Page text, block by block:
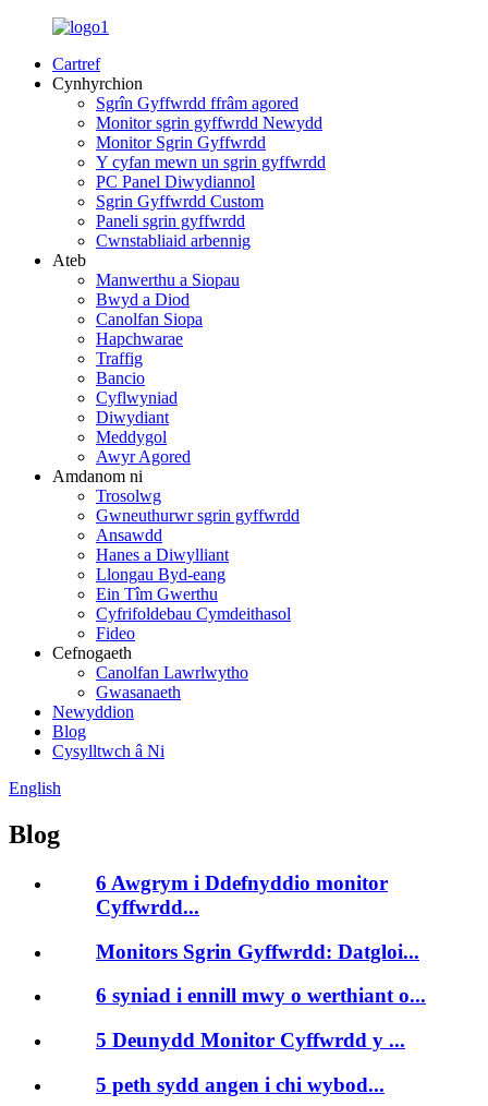
Cartref
Cynhyrchion
Sgrîn Gyffwrdd ffrâm agored
Monitor sgrin gyffwrdd Newydd
Monitor Sgrin Gyffwrdd
Y cyfan mewn un sgrin gyffwrdd
PC Panel Diwydiannol
Sgrin Gyffwrdd Custom
Paneli sgrin gyffwrdd
Cwnstabliaid arbennig
Ateb
Manwerthu a Siopau
Bwyd a Diod
Canolfan Siopa
Hapchwarae
Traffig
Bancio
Cyflwyniad
Diwydiant
Meddygol
Awyr Agored
Amdanom ni
Trosolwg
Gwneuthurwr sgrin gyffwrdd
Ansawdd
Hanes a Diwylliant
Llongau Byd-eang
Ein Tîm Gwerthu
Cyfrifoldebau Cymdeithasol
Fideo
Cefnogaeth
Canolfan Lawrlwytho
Gwasanaeth
Newyddion
Blog
Cysylltwch â Ni
English
Blog
6 Awgrym i Ddefnyddio monitor
Cyffwrdd...
Monitors Sgrin Gyffwrdd: Datgloi...
6 syniad i ennill mwy o werthiant o...
5 Deunydd Monitor Cyffwrdd y ...
5 peth sydd angen i chi wybod...